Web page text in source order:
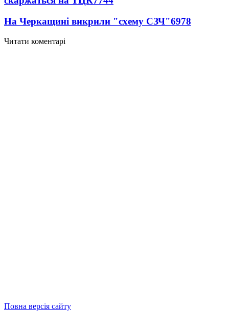
На Черкащині викрили "схему СЗЧ"6978
Читати коментарі
Повна версія сайту